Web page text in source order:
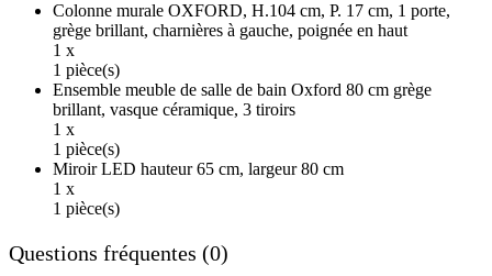
Colonne murale OXFORD, H.104 cm, P. 17 cm, 1 porte,
grège brillant, charnières à gauche, poignée en haut
1 x
1 pièce(s)
Ensemble meuble de salle de bain Oxford 80 cm grège
brillant, vasque céramique, 3 tiroirs
1 x
1 pièce(s)
Miroir LED hauteur 65 cm, largeur 80 cm
1 x
1 pièce(s)
Questions fréquentes (0)